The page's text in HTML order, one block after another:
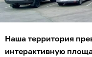
Наша территория
интерактивную